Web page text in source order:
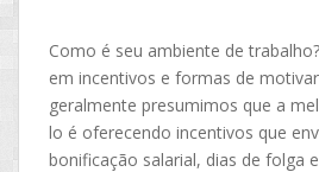
Como é seu ambiente de
em incentivos e formas de
geralmente presumimos que a
lo é oferecendo incentivos que
bonificação salarial, dias de folga